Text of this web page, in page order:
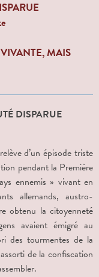
MAIS
DISPARUE
d’un épisode triste
pendant la Première
ennemis » vivant en
allemands, austro-
obtenu la citoyenneté
avaient émigré au
des tourmentes de la
de la confiscation